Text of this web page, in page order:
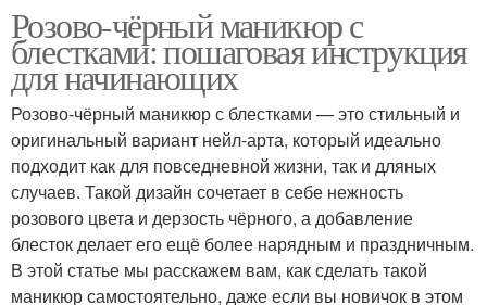
Розово-чёрный маникюр с
блестками: пошаговая инструкция
для начинающих
Розово-чёрный маникюр с блестками — это стильный и
оригинальный вариант нейл-арта, который идеально
подходит как для повседневной жизни, так и дляных
случаев. Такой дизайн сочетает в себе нежность
розового цвета и дерзость чёрного, а добавление
блесток делает его ещё более нарядным и праздничным.
В этой статье мы расскажем вам, как сделать такой
маникюр самостоятельно, даже если вы новичок в этом